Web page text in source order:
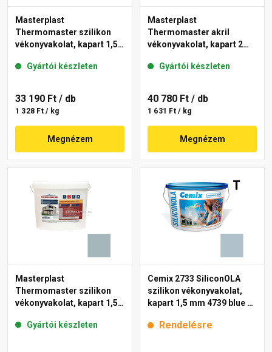
Masterplast
Thermomaster szilikon
vékonyvakolat, kapart 1,5
Gyártói készleten
33 190 Ft / db
1 328 Ft / kg
Megnézem
Masterplast
Thermomaster akril
vékonyvakolat, kapart 2
Gyártói készleten
40 780 Ft / db
1 631 Ft / kg
Megnézem
Masterplast
Thermomaster szilikon
vékonyvakolat, kapart 1,5
Gyártói készleten
Cemix 2733 SiliconOLA
szilikon vékonyvakolat,
kapart 1,5 mm 4739 blue 25
Rendelésre